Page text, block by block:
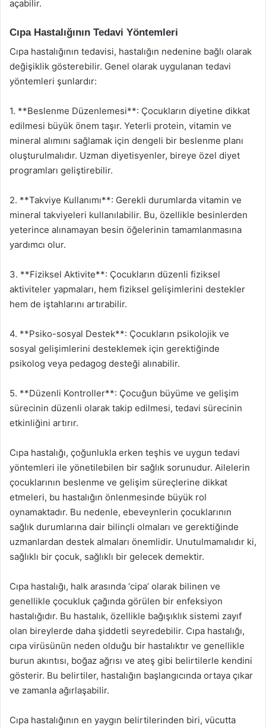
açabilir.
Cıpa Hastalığının Tedavi Yöntemleri
Cıpa hastalığının tedavisi, hastalığın nedenine bağlı olarak
değişiklik gösterebilir. Genel olarak uygulanan tedavi
yöntemleri şunlardır:
1. **Beslenme Düzenlemesi**: Çocukların diyetine dikkat
edilmesi büyük önem taşır. Yeterli protein, vitamin ve
mineral alımını sağlamak için dengeli bir beslenme planı
oluşturulmalıdır. Uzman diyetisyenler, bireye özel diyet
programları geliştirebilir.
2. **Takviye Kullanımı**: Gerekli durumlarda vitamin ve
mineral takviyeleri kullanılabilir. Bu, özellikle besinlerden
yeterince alınamayan besin öğelerinin tamamlanmasına
yardımcı olur.
3. **Fiziksel Aktivite**: Çocukların düzenli fiziksel
aktiviteler yapmaları, hem fiziksel gelişimlerini destekler
hem de iştahlarını artırabilir.
4. **Psiko-sosyal Destek**: Çocukların psikolojik ve
sosyal gelişimlerini desteklemek için gerektiğinde
psikolog veya pedagog desteği alınabilir.
5. **Düzenli Kontroller**: Çocuğun büyüme ve gelişim
sürecinin düzenli olarak takip edilmesi, tedavi sürecinin
etkinliğini artırır.
Cıpa hastalığı, çoğunlukla erken teşhis ve uygun tedavi
yöntemleri ile yönetilebilen bir sağlık sorunudur. Ailelerin
çocuklarının beslenme ve gelişim süreçlerine dikkat
etmeleri, bu hastalığın önlenmesinde büyük rol
oynamaktadır. Bu nedenle, ebeveynlerin çocuklarının
sağlık durumlarına dair bilinçli olmaları ve gerektiğinde
uzmanlardan destek almaları önemlidir. Unutulmamalıdır ki,
sağlıklı bir çocuk, sağlıklı bir gelecek demektir.
Cıpa hastalığı, halk arasında ‘cipa’ olarak bilinen ve
genellikle çocukluk çağında görülen bir enfeksiyon
hastalığıdır. Bu hastalık, özellikle bağışıklık sistemi zayıf
olan bireylerde daha şiddetli seyredebilir. Cıpa hastalığı,
cıpa virüsünün neden olduğu bir hastalıktır ve genellikle
burun akıntısı, boğaz ağrısı ve ateş gibi belirtilerle kendini
gösterir. Bu belirtiler, hastalığın başlangıcında ortaya çıkar
ve zamanla ağırlaşabilir.
Cıpa hastalığının en yaygın belirtilerinden biri, vücutta